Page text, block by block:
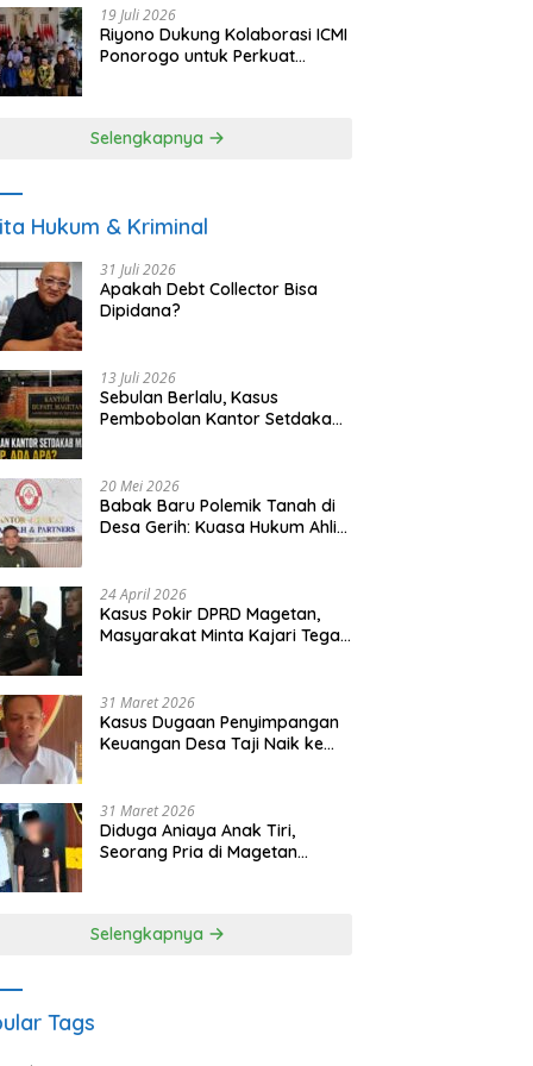
19 Juli 2026
Riyono Dukung Kolaborasi ICMI
Ponorogo untuk Perkuat
Selengkapnya
Hukum & Kriminal
31 Juli 2026
Apakah Debt Collector Bisa
Dipidana?
13 Juli 2026
Sebulan Berlalu, Kasus
Pembobolan Kantor Setdakab
20 Mei 2026
Babak Baru Polemik Tanah di
Desa Gerih: Kuasa Hukum Ahli
24 April 2026
Kasus Pokir DPRD Magetan,
Masyarakat Minta Kajari Tegak
31 Maret 2026
Kasus Dugaan Penyimpangan
Keuangan Desa Taji Naik ke
31 Maret 2026
Diduga Aniaya Anak Tiri,
Seorang Pria di Magetan
Selengkapnya
Tags